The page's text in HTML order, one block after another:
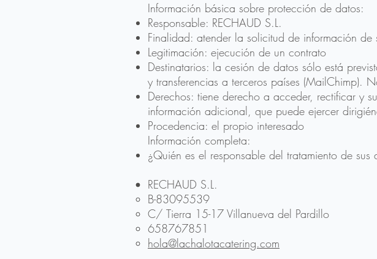
Información básica sobre protección de datos:
Responsable: RECHAUD S.L.
Finalidad: atender la solicitud de información de
Legitimación: ejecución de un contrato
Destinatarios: la cesión de datos sólo está
y transferencias a terceros países (MailChimp).
Derechos: tiene derecho a acceder, rectificar y
información adicional, que puede ejercer
Procedencia: el propio interesado
Información completa:
¿Quién es el responsable del tratamiento de sus
RECHAUD S.L.
B-83095539
C/ Tierra 15-17 Villanueva del Pardillo
658767851
hola@lachalotacatering.com